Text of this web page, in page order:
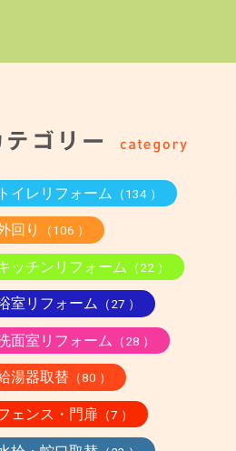
トイレリフォーム （134 ）
回り （106 ）
ッチンリフォーム （22 ）
室リフォーム （27 ）
面室リフォーム （28 ）
湯器取替（80 ）
ェンス・門扉（7 ）